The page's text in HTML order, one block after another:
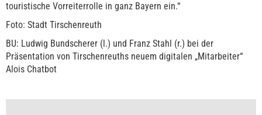
touristische Vorreiterrolle in ganz Bayern ein.“
Foto: Stadt Tirschenreuth
BU: Ludwig Bundscherer (l.) und Franz Stahl (r.) bei der
Präsentation von Tirschenreuths neuem digitalen „Mitarbeiter“
Alois Chatbot